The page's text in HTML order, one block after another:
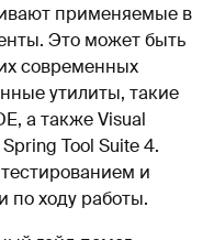
применяемые в
Это может быть
современных
утилиты, такие
а также Visual
Tool Suite 4.
и
по ходу работы.